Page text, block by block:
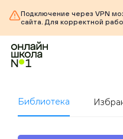
Подключение через VPN
сайта. Для корректной
Библиотека